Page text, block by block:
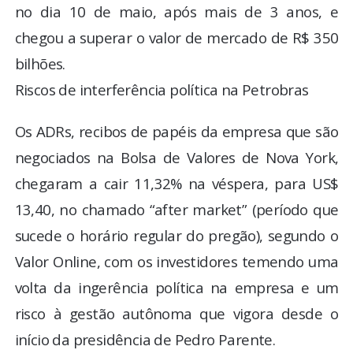
no dia 10 de maio, após mais de 3 anos, e
chegou a superar o valor de mercado de R$ 350
bilhões.
Riscos de interferência política na Petrobras
Os ADRs, recibos de papéis da empresa que são
negociados na Bolsa de Valores de Nova York,
chegaram a cair 11,32% na véspera, para US$
13,40, no chamado “after market” (período que
sucede o horário regular do pregão), segundo o
Valor Online, com os investidores temendo uma
volta da ingerência política na empresa e um
risco à gestão autônoma que vigora desde o
início da presidência de Pedro Parente.